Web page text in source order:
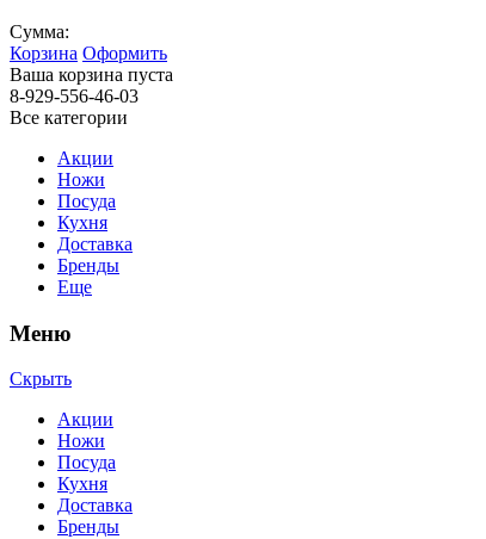
Сумма:
Корзина Оформить
Ваша корзина пуста
8-929-556-46-03
Все категории
Акции
Ножи
Посуда
Кухня
Доставка
Бренды
Еще
Меню
Скрыть
Акции
Ножи
Посуда
Кухня
Доставка
Бренды